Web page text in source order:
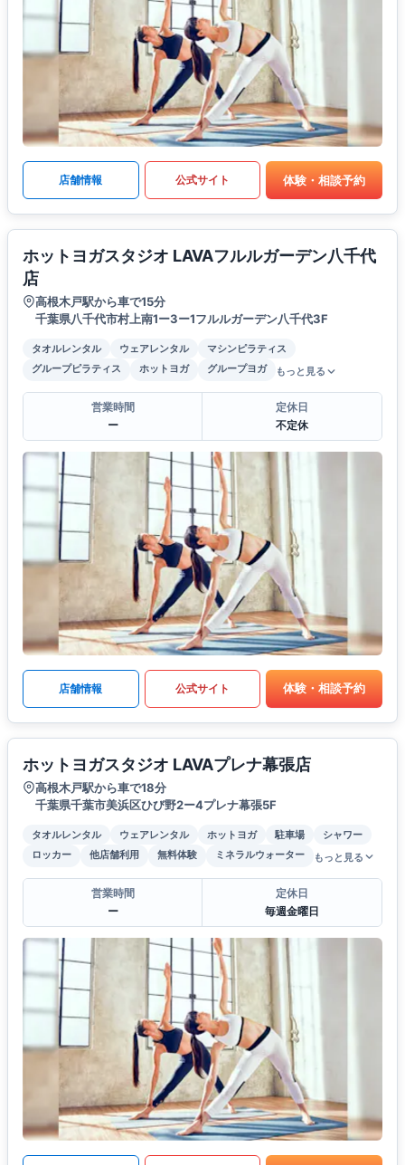
店舗情報 公式サイト 体験・相談予約
ホットヨガスタジオ LAVAフルルガーデン八千代
店
高根木戸駅から車で15分
千葉県八千代市村上南1ー3ー1フルルガーデン八千代3F
タオルレンタル ウェアレンタル
マシンピラティス
グループピラティス
ホットヨガ グループヨガ もっと見る
営業時間
ー
定休日
不定休
店舗情報 公式サイト 体験・相談予約
ホットヨガスタジオ LAVAプレナ幕張店
高根木戸駅から車で18分
千葉県千葉市美浜区ひび野2ー4プレナ幕張5F
タオルレンタル ウェアレンタル ホットヨガ 駐車場
シャワー
ロッカー
他店舗利用 無料体験 ミネラルウォーター もっと見る
営業時間
ー
定休日
毎週金曜日